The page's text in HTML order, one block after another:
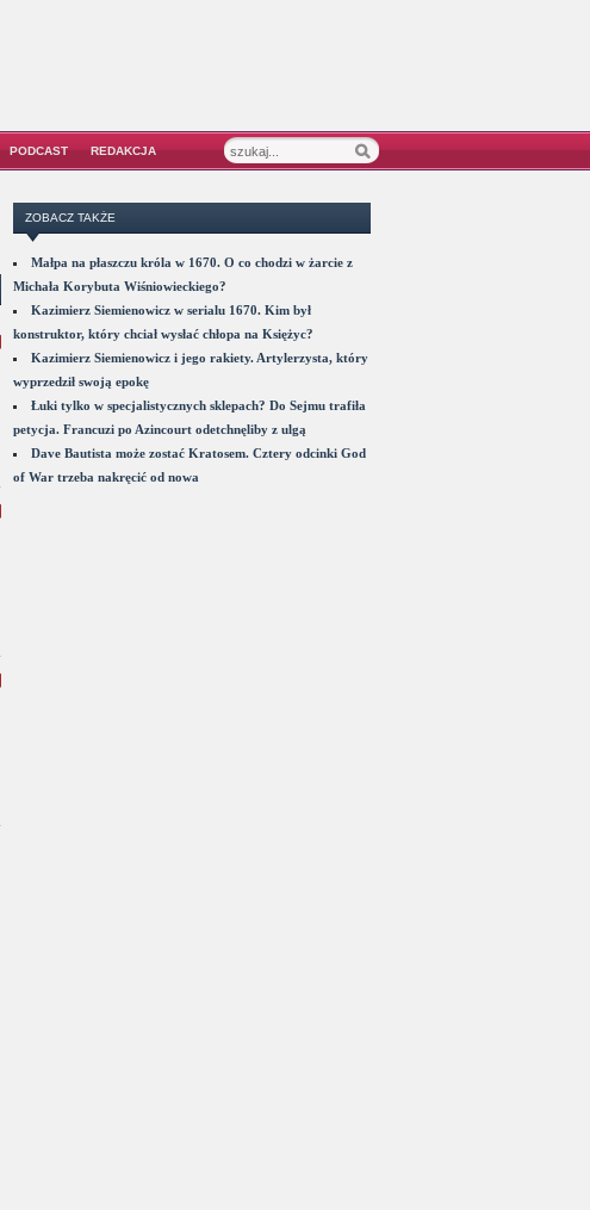
PODCAST REDAKCJA
ZOBACZ TAKŻE
Małpa na płaszczu króla w 1670. O co chodzi w żarcie z
Michała Korybuta Wiśniowieckiego?
Kazimierz Siemienowicz w serialu 1670. Kim był
konstruktor, który chciał wysłać chłopa na Księżyc?
Kazimierz Siemienowicz i jego rakiety. Artylerzysta, który
wyprzedził swoją epokę
Łuki tylko w specjalistycznych sklepach? Do Sejmu trafiła
petycja. Francuzi po Azincourt odetchnęliby z ulgą
Dave Bautista może zostać Kratosem. Cztery odcinki God
of War trzeba nakręcić od nowa